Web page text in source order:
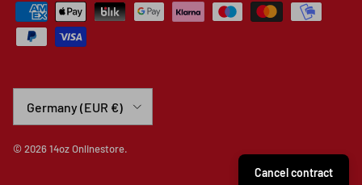
Germany (EUR €)
© 202614oz Onlinestore.
Cancel contract